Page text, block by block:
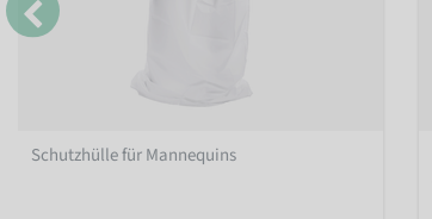
Schutzhülle für Mannequins